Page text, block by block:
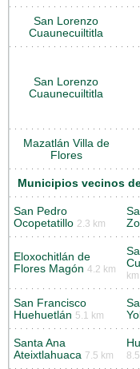
San Lorenzo
Cuaunecuiltitla
San Lorenzo
Cuaunecuiltitla
Mazatlán Villa de
Flores
Municipios vecinos
San Pedro
Ocopetatillo 2.3 km
Eloxochitlán de
Flores Magón 4.2 km
km
San Francisco
Huehuetlán 5.1 km
Santa Ana
Ateixtlahuaca 7.5 km